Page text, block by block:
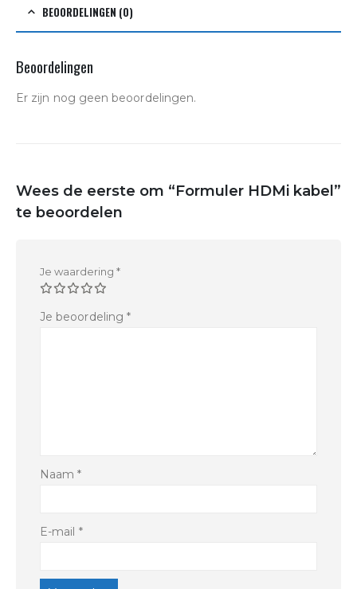
BEOORDELINGEN (0)
Beoordelingen
Er zijn nog geen beoordelingen.
Wees de eerste om “Formuler HDMi kabel”
te beoordelen
Je waardering *
Je beoordeling*
Naam*
E-mail *